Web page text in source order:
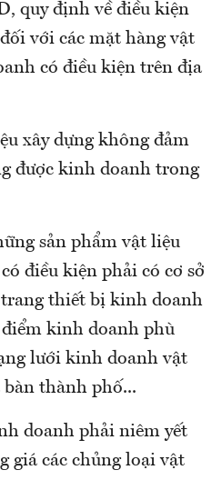
quy định về điều kiện
với các mặt hàng vật
có điều kiện trên địa
xây dựng không đảm
được kinh doanh trong
sản phẩm vật liệu
điều kiện phải có cơ sở
thiết bị kinh doanh
kinh doanh phù
lưới kinh doanh vật
thành phố...
doanh phải niêm yết
giá các chủng loại vật